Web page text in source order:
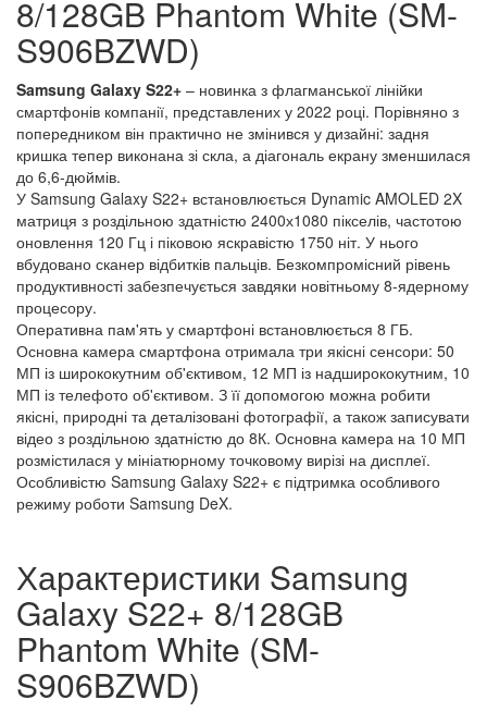
8/128GB Phantom White (SM-
S906BZWD)
Samsung Galaxy S22+ – новинка з флагманської лінійки
смартфонів компанії, представлених у 2022 році. Порівняно з
попередником він практично не змінився у дизайні: задня
кришка тепер виконана зі скла, а діагональ екрану зменшилася
до 6,6-дюймів.
У Samsung Galaxy S22+ встановлюється Dynamic AMOLED 2X
матриця з роздільною здатністю 2400х1080 пікселів, частотою
оновлення 120 Гц і піковою яскравістю 1750 ніт. У нього
вбудовано сканер відбитків пальців. Безкомпромісний рівень
продуктивності забезпечується завдяки новітньому 8-ядерному
процесору.
Оперативна пам'ять у смартфоні встановлюється 8 ГБ.
Основна камера смартфона отримала три якісні сенсори: 50
МП із ширококутним об'єктивом, 12 МП із надширококутним, 10
МП із телефото об'єктивом. З її допомогою можна робити
якісні, природні та деталізовані фотографії, а також записувати
відео з роздільною здатністю до 8К. Основна камера на 10 МП
розмістилася у мініатюрному точковому вирізі на дисплеї.
Особливістю Samsung Galaxy S22+ є підтримка особливого
режиму роботи Samsung DeX.
Характеристики Samsung
Galaxy S22+ 8/128GB
Phantom White (SM-
S906BZWD)